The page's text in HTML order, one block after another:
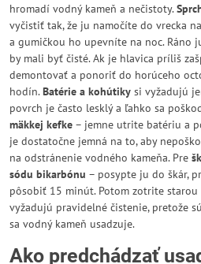
hromadí vodný kameň a nečistoty.
vyčistiť tak, že ju namočíte do vrecka
a gumičkou ho upevníte na noc. Ráno
by mali byť čisté. Ak je hlavica príliš
demontovať a ponoriť do horúceho
hodín.Batérie a kohútiky si vyžadujú
povrch je často lesklý a ľahko sa
mäkkej kefke – jemne utrite batériu a
je dostatočne jemná na to, aby
na odstránenie vodného kameňa. Pre
sódu bikarbónu – posypte ju do škár,
pôsobiť 15 minút. Potom zotrite
vyžadujú pravidelné čistenie, pretože
sa vodný kameň usadzuje.
Ako predchádzať